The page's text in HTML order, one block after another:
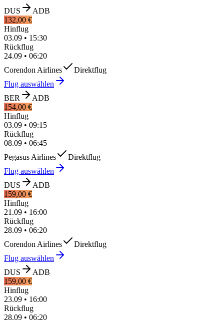
DUS
ADB
132,00 €
Hinflug
03.09 • 15:30
Rückflug
24.09 • 06:20
Corendon Airlines
Direktflug
Flug auswählen
BER
ADB
154,00 €
Hinflug
03.09 • 09:15
Rückflug
08.09 • 06:45
Pegasus Airlines
Direktflug
Flug auswählen
DUS
ADB
159,00 €
Hinflug
21.09 • 16:00
Rückflug
28.09 • 06:20
Corendon Airlines
Direktflug
Flug auswählen
DUS
ADB
159,00 €
Hinflug
23.09 • 16:00
Rückflug
28.09 • 06:20